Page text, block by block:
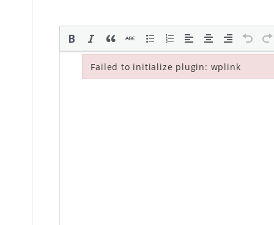
Failed to initialize plugin: wplink
Failed to initialize plugin: wplink